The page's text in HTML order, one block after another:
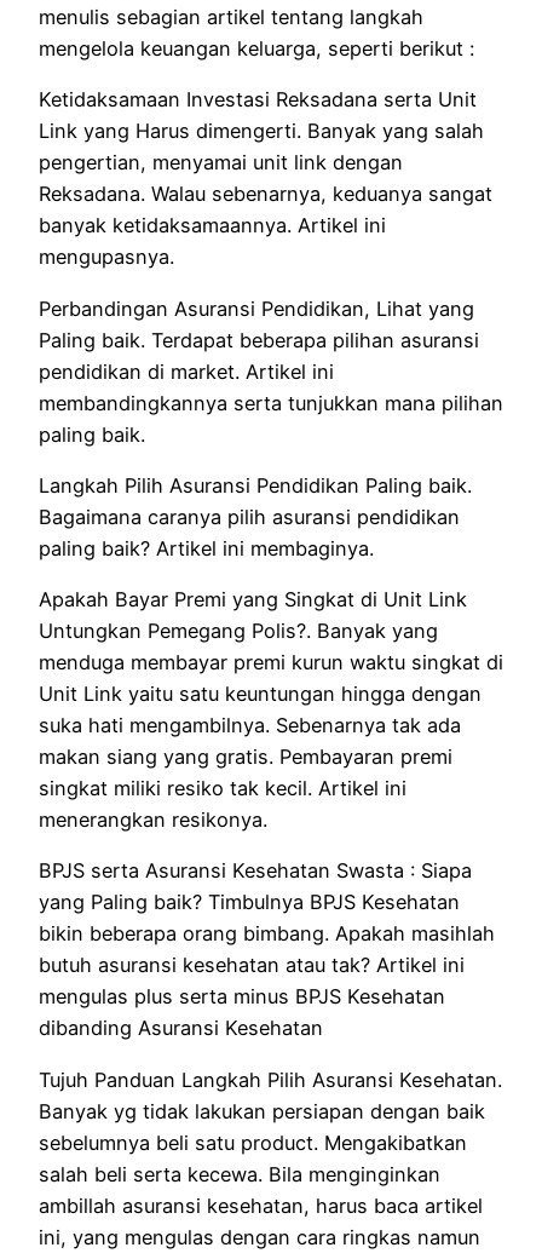
menulis sebagian artikel tentang langkah
mengelola keuangan keluarga, seperti berikut :
Ketidaksamaan Investasi Reksadana serta Unit
Link yang Harus dimengerti. Banyak yang salah
pengertian, menyamai unit link dengan
Reksadana. Walau sebenarnya, keduanya sangat
banyak ketidaksamaannya. Artikel ini
mengupasnya.
Perbandingan Asuransi Pendidikan, Lihat yang
Paling baik. Terdapat beberapa pilihan asuransi
pendidikan di market. Artikel ini
membandingkannya serta tunjukkan mana pilihan
paling baik.
Langkah Pilih Asuransi Pendidikan Paling baik.
Bagaimana caranya pilih asuransi pendidikan
paling baik? Artikel ini membaginya.
Apakah Bayar Premi yang Singkat di Unit Link
Untungkan Pemegang Polis?. Banyak yang
menduga membayar premi kurun waktu singkat di
Unit Link yaitu satu keuntungan hingga dengan
suka hati mengambilnya. Sebenarnya tak ada
makan siang yang gratis. Pembayaran premi
singkat miliki resiko tak kecil. Artikel ini
menerangkan resikonya.
BPJS serta Asuransi Kesehatan Swasta : Siapa
yang Paling baik? Timbulnya BPJS Kesehatan
bikin beberapa orang bimbang. Apakah masihlah
butuh asuransi kesehatan atau tak? Artikel ini
mengulas plus serta minus BPJS Kesehatan
dibanding Asuransi Kesehatan
Tujuh Panduan Langkah Pilih Asuransi Kesehatan.
Banyak yg tidak lakukan persiapan dengan baik
sebelumnya beli satu product. Mengakibatkan
salah beli serta kecewa. Bila menginginkan
ambillah asuransi kesehatan, harus baca artikel
ini, yang mengulas dengan cara ringkas namun